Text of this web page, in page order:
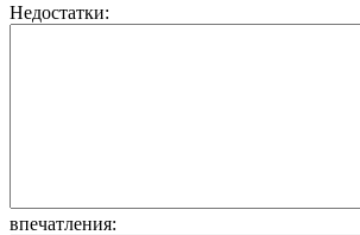
Недостатки:
впечатления: